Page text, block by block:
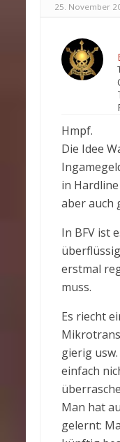
25. November
Hmpf.
Die Idee
in
aber auch
In BFV ist
erstmal
muss.
Es riecht
gierig
einfach
Man hat
gelernt: